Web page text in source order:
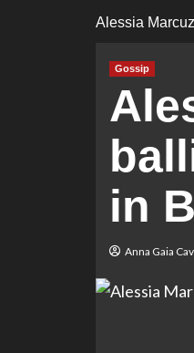
Alessia
Gossip
in
Anna Gaia